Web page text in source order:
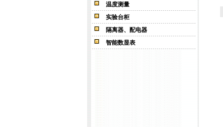
温度测量
实验台柜
隔离器、配电器
智能数显表